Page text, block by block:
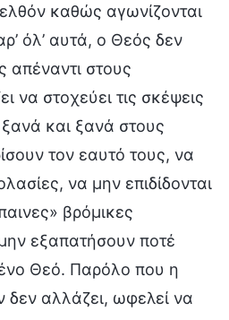
καθώς αγωνίζονται
όλ’ αυτά, ο Θεός δεν
απέναντι στους
να στοχεύει τις σκέψεις
και ξανά στους
τον εαυτό τους, να
να μην επιδίδονται
βρόμικες
εξαπατήσουν ποτέ
Θεό. Παρόλο που η
αλλάζει, ωφελεί να